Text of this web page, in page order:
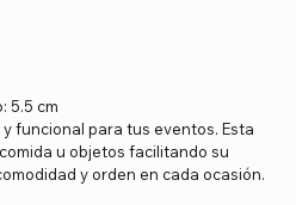
5.5 cm
funcional para tus eventos. Esta
u objetos facilitando su
y orden en cada ocasión.